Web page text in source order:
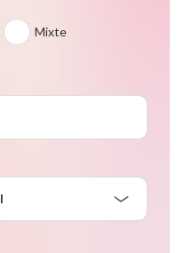
Mixte